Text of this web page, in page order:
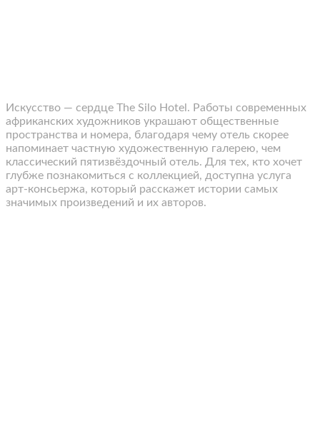
Искусство — сердце The Silo Hotel. Работы современных
африканских художников украшают общественные
пространства и номера, благодаря чему отель скорее
напоминает частную художественную галерею, чем
классический пятизвёздочный отель. Для тех, кто хочет
глубже познакомиться с коллекцией, доступна услуга
арт-консьержа, который расскажет истории самых
значимых произведений и их авторов.